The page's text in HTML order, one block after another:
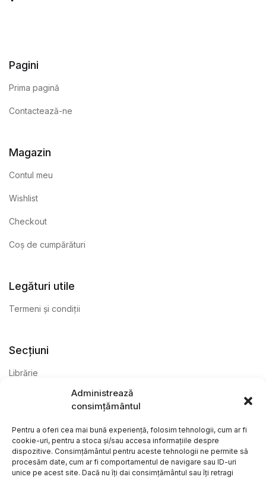
Administrează
consimțământul
Pentru a oferi cea mai bună experiență, folosim tehnologii, cum ar fi
cookie-uri, pentru a stoca și/sau accesa informațiile despre
dispozitive. Consimțământul pentru aceste tehnologii ne permite să
procesăm date, cum ar fi comportamentul de navigare sau ID-uri
unice pe acest site. Dacă nu îți dai consimțământul sau îți retragi
Pagini
Prima pagină
Contactează-ne
Magazin
Contul meu
Wishlist
Checkout
Coș de cumpărături
Legături utile
Termeni și condiții
Secțiuni
Librărie